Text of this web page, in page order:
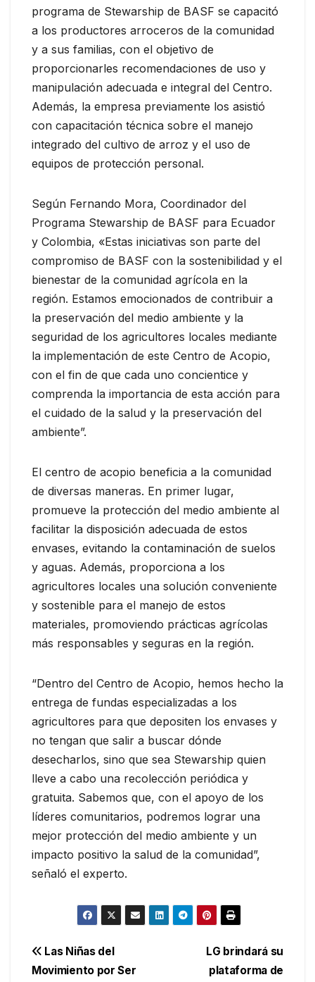
programa de Stewarship de BASF se capacitó
a los productores arroceros de la comunidad
y a sus familias, con el objetivo de
proporcionarles recomendaciones de uso y
manipulación adecuada e integral del Centro.
Además, la empresa previamente los asistió
con capacitación técnica sobre el manejo
integrado del cultivo de arroz y el uso de
equipos de protección personal.
Según Fernando Mora, Coordinador del
Programa Stewarship de BASF para Ecuador
y Colombia, «Estas iniciativas son parte del
compromiso de BASF con la sostenibilidad y el
bienestar de la comunidad agrícola en la
región. Estamos emocionados de contribuir a
la preservación del medio ambiente y la
seguridad de los agricultores locales mediante
la implementación de este Centro de Acopio,
con el fin de que cada uno concientice y
comprenda la importancia de esta acción para
el cuidado de la salud y la preservación del
ambiente”.
El centro de acopio beneficia a la comunidad
de diversas maneras. En primer lugar,
promueve la protección del medio ambiente al
facilitar la disposición adecuada de estos
envases, evitando la contaminación de suelos
y aguas. Además, proporciona a los
agricultores locales una solución conveniente
y sostenible para el manejo de estos
materiales, promoviendo prácticas agrícolas
más responsables y seguras en la región.
“Dentro del Centro de Acopio, hemos hecho la
entrega de fundas especializadas a los
agricultores para que depositen los envases y
no tengan que salir a buscar dónde
desecharlos, sino que sea Stewarship quien
lleve a cabo una recolección periódica y
gratuita. Sabemos que, con el apoyo de los
líderes comunitarios, podremos lograr una
mejor protección del medio ambiente y un
impacto positivo la salud de la comunidad”,
señaló el experto.
Navegación
LG brindará su
plataforma de
Las Niñas del
Movimiento por Ser